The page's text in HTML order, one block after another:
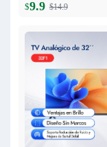
$9.9 $14.9